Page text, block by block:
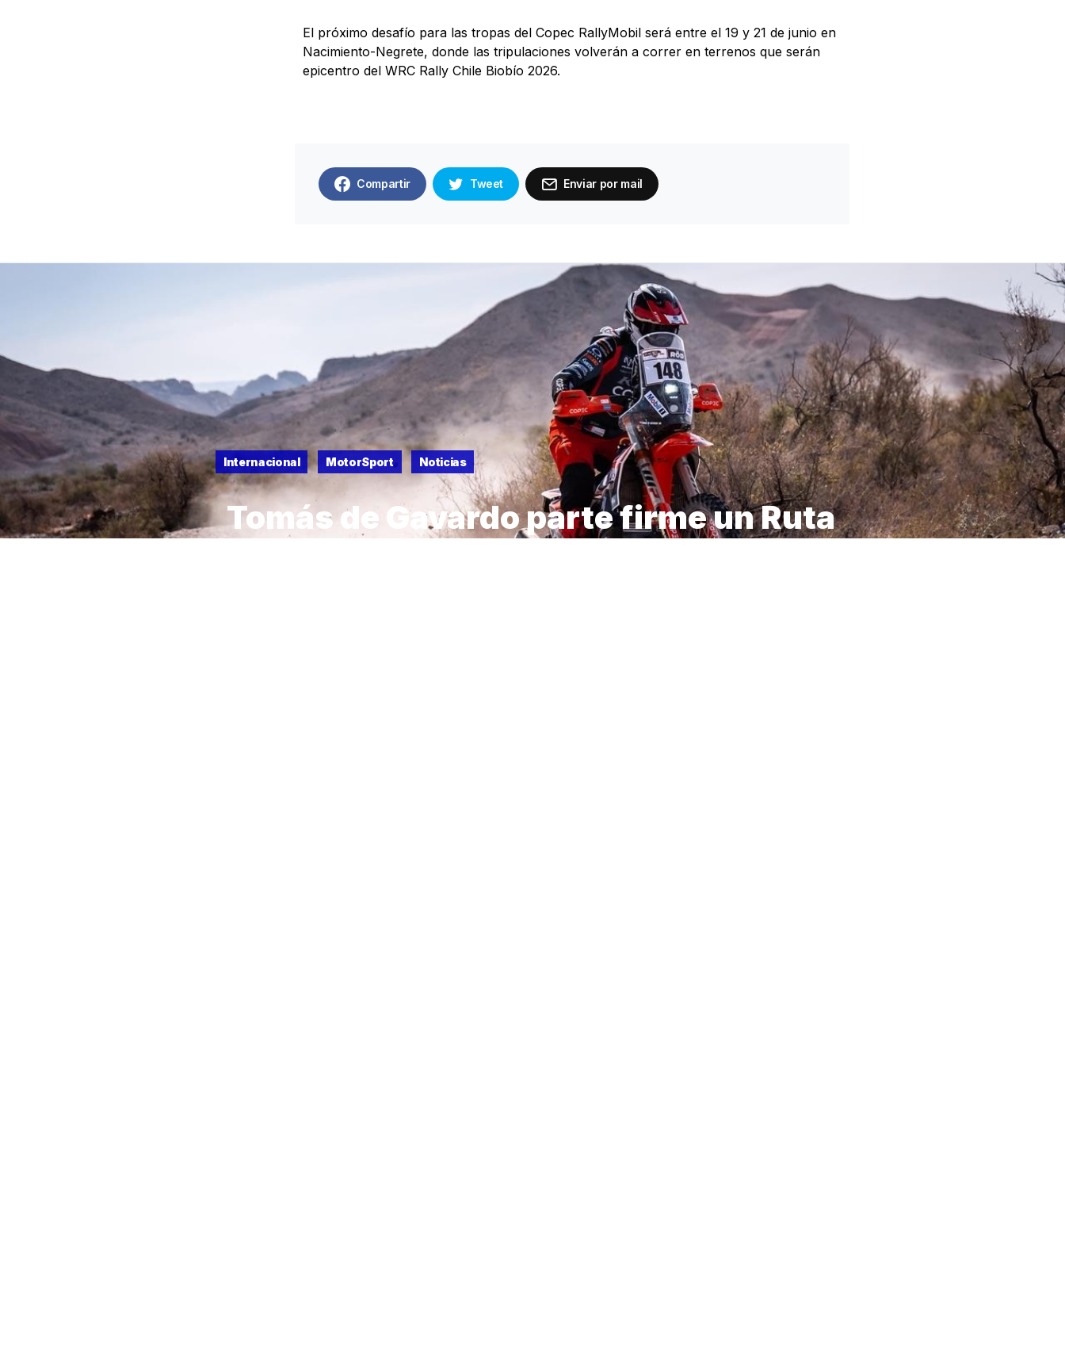
El próximo desafío para las tropas del Copec RallyMobil será entre el 19 y 21 de junio en
Nacimiento-Negrete, donde las tripulaciones volverán a correr en terrenos que serán
epicentro del WRC Rally Chile Biobío 2026.
Compartir Tweet Enviar por mail
Internacional MotorSport Noticias
Tomás de Gavardo parte firme un Ruta